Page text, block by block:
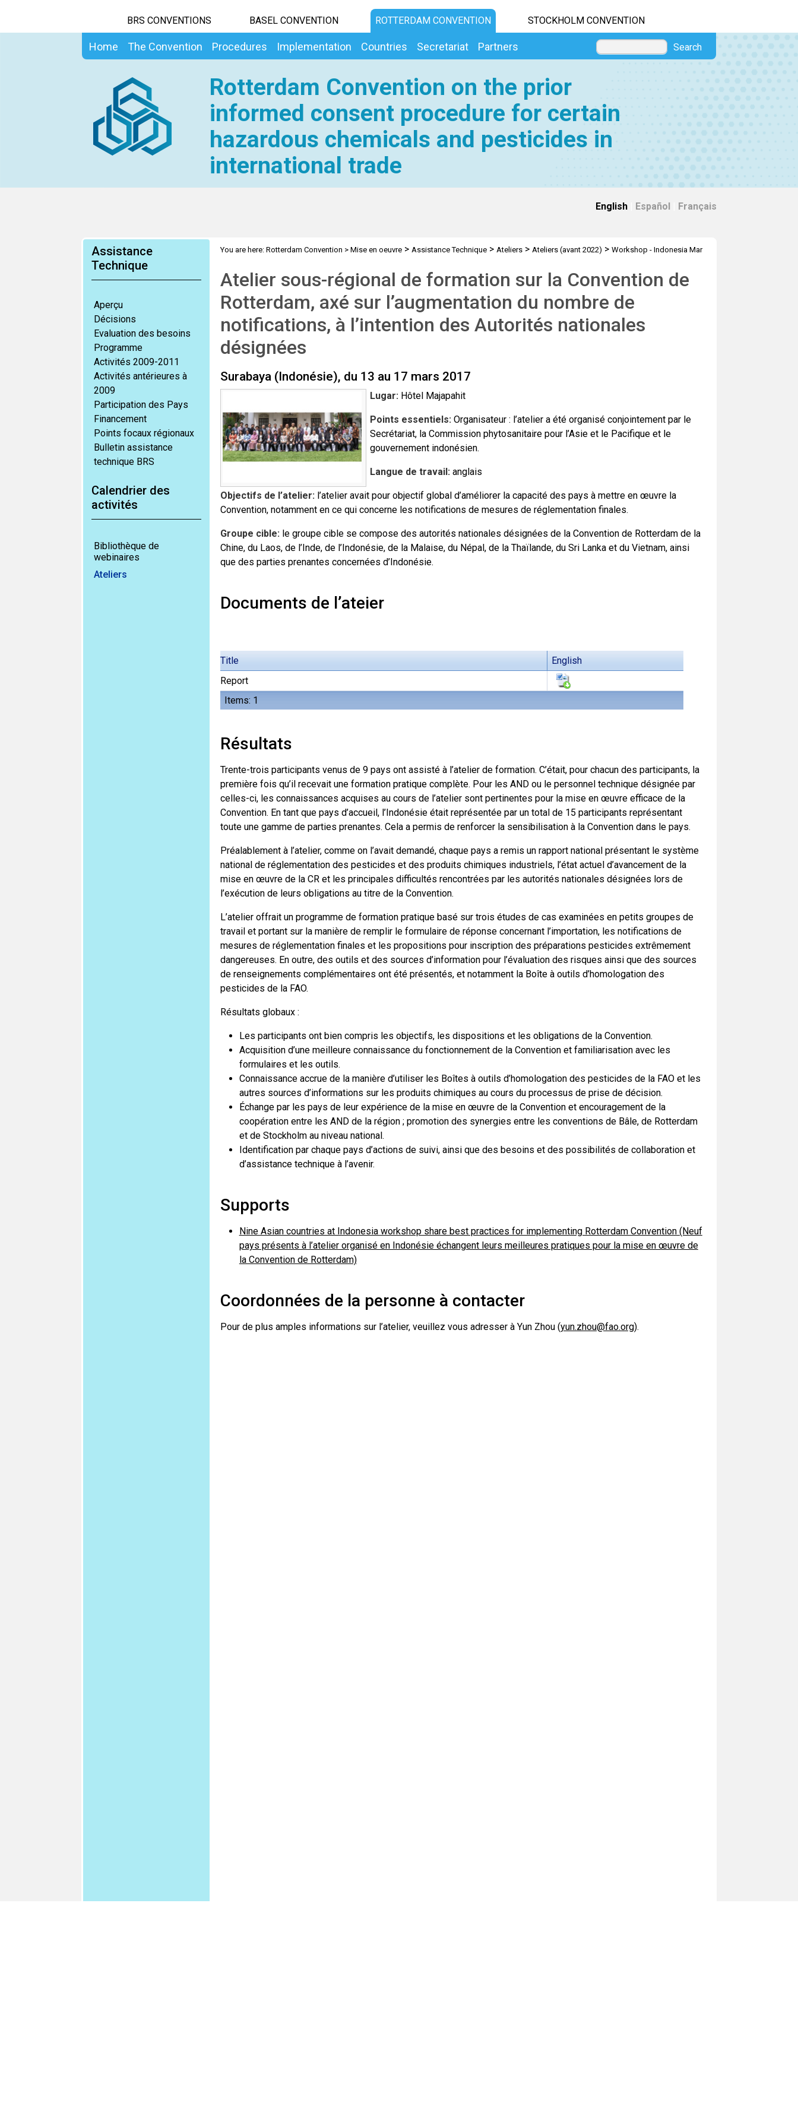
BRS CONVENTIONS BASEL CONVENTION ROTTERDAM CONVENTION STOCKHOLM CONVENTION
Home The Convention Procedures Implementation Countries Secretariat Partners Search
Rotterdam Convention on the prior
informed consent procedure for certain
hazardous chemicals and pesticides in
international trade
English Español Français
Assistance
Technique
Aperçu
Décisions
Evaluation des besoins
Programme
Activités 2009-2011
Activités antérieures à
2009
Participation des Pays
Financement
Points focaux régionaux
Bulletin assistance
technique BRS
Calendrier des
activités
Bibliothèque de
webinaires
Ateliers
You are here: Rotterdam Convention > Mise en oeuvre> Assistance Technique> Ateliers> Ateliers (avant 2022) > Workshop - Indonesia Mar
Atelier sous-régional de formation sur la Convention de
Rotterdam, axé sur l’augmentation du nombre de
notifications, à l’intention des Autorités nationales
désignées
Surabaya (Indonésie), du 13 au 17 mars 2017
Lugar:Hôtel Majapahit
Points essentiels:Organisateur : l’atelier a été organisé conjointement par le
Secrétariat, la Commission phytosanitaire pour l’Asie et le Pacifique et le
gouvernement indonésien.
Langue de travail:anglais
Objectifs de l’atelier:l’atelier avait pour objectif global d’améliorer la capacité des pays à mettre en œuvre la
Convention, notamment en ce qui concerne les notifications de mesures de réglementation finales.
Groupe cible:le groupe cible se compose des autorités nationales désignées de la Convention de Rotterdam de la
Chine, du Laos, de l’Inde, de l’Indonésie, de la Malaise, du Népal, de la Thaïlande, du Sri Lanka et du Vietnam, ainsi
que des parties prenantes concernées d’Indonésie.
Documents de l’ateier
Title English
Items: 1
Report
Résultats
Trente-trois participants venus de 9 pays ont assisté à l’atelier de formation. C’était, pour chacun des participants, la
première fois qu’il recevait une formation pratique complète. Pour les AND ou le personnel technique désignée par
celles-ci, les connaissances acquises au cours de l’atelier sont pertinentes pour la mise en œuvre efficace de la
Convention. En tant que pays d’accueil, l’Indonésie était représentée par un total de 15 participants représentant
toute une gamme de parties prenantes. Cela a permis de renforcer la sensibilisation à la Convention dans le pays.
Préalablement à l’atelier, comme on l’avait demandé, chaque pays a remis un rapport national présentant le système
national de réglementation des pesticides et des produits chimiques industriels, l’état actuel d’avancement de la
mise en œuvre de la CR et les principales difficultés rencontrées par les autorités nationales désignées lors de
l’exécution de leurs obligations au titre de la Convention.
L’atelier offrait un programme de formation pratique basé sur trois études de cas examinées en petits groupes de
travail et portant sur la manière de remplir le formulaire de réponse concernant l’importation, les notifications de
mesures de réglementation finales et les propositions pour inscription des préparations pesticides extrêmement
dangereuses. En outre, des outils et des sources d’information pour l’évaluation des risques ainsi que des sources
de renseignements complémentaires ont été présentés, et notamment la Boîte à outils d’homologation des
pesticides de la FAO.
Résultats globaux :
Les participants ont bien compris les objectifs, les dispositions et les obligations de la Convention.
Acquisition d’une meilleure connaissance du fonctionnement de la Convention et familiarisation avec les
formulaires et les outils.
Connaissance accrue de la manière d’utiliser les Boîtes à outils d’homologation des pesticides de la FAO et les
autres sources d’informations sur les produits chimiques au cours du processus de prise de décision.
Échange par les pays de leur expérience de la mise en œuvre de la Convention et encouragement de la
coopération entre les AND de la région ; promotion des synergies entre les conventions de Bâle, de Rotterdam
et de Stockholm au niveau national.
Identification par chaque pays d’actions de suivi, ainsi que des besoins et des possibilités de collaboration et
d’assistance technique à l’avenir.
Supports
Nine Asian countries at Indonesia workshop share best practices for implementing Rotterdam Convention(Neuf
pays présents à l’atelier organisé en Indonésie échangent leurs meilleures pratiques pour la mise en œuvre de
la Convention de Rotterdam)
Coordonnées de la personne à contacter
Pour de plus amples informations sur l’atelier, veuillez vous adresser à Yun Zhou (yun.zhou@fao.org).